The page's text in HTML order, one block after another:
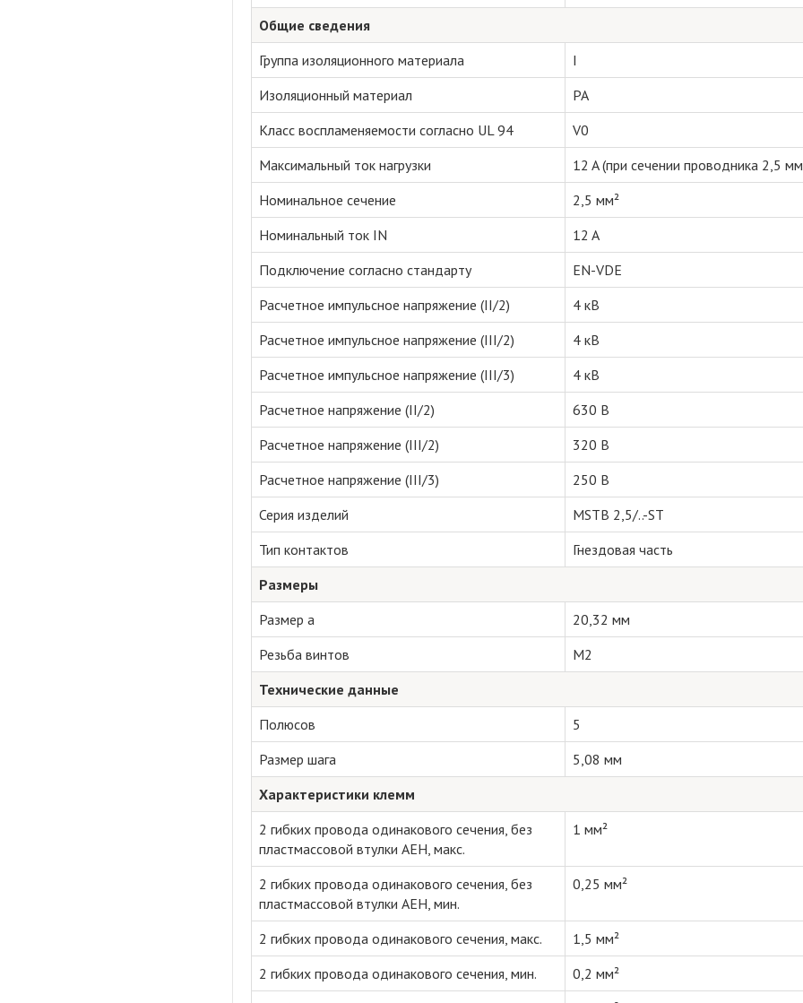
Общие сведения
Группа изоляционного материала
I
Изоляционный материал
PA
Класс воспламеняемости согласно UL 94
V0
Максимальный ток нагрузки
12 A (при сечении проводника 2,5
Номинальное сечение
2,5 мм²
Номинальный ток IN
12 A
Подключение согласно стандарту
EN-VDE
Расчетное импульсное напряжение (II/2)
4 кВ
Расчетное импульсное напряжение (III/2)
4 кВ
Расчетное импульсное напряжение (III/3)
4 кВ
Расчетное напряжение (II/2)
630 В
Расчетное напряжение (III/2)
320 В
Расчетное напряжение (III/3)
250 В
Серия изделий
MSTB 2,5/..-ST
Тип контактов
Гнездовая часть
Размеры
Размер a
20,32 мм
Резьба винтов
M2
Технические данные
Полюсов
5
Размер шага
5,08 мм
Характеристики клемм
2 гибких провода одинакового сечения, без
пластмассовой втулки AEH, макс.
1 мм²
2 гибких провода одинакового сечения, без
пластмассовой втулки AEH, мин.
0,25 мм²
2 гибких провода одинакового сечения, макс.
1,5 мм²
2 гибких провода одинакового сечения, мин.
0,2 мм²